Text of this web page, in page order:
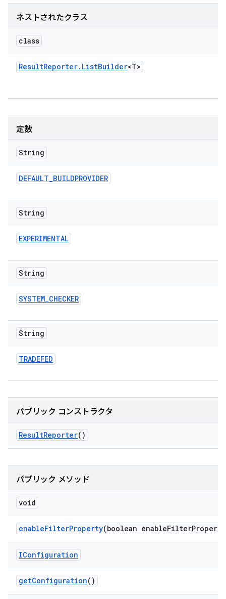
ネストされたクラス
class
ResultReporter. ListBuilder<T>
定数
String
DEFAULT_BUILDPROVIDER
String
EXPERIMENTAL
String
SYSTEM_CHECKER
String
TRADEFED
パブリック コンストラクタ
ResultReporter()
パブリック メソッド
void
enableFilterProperty(boolean enableFilter
IConfiguration
getConfiguration()